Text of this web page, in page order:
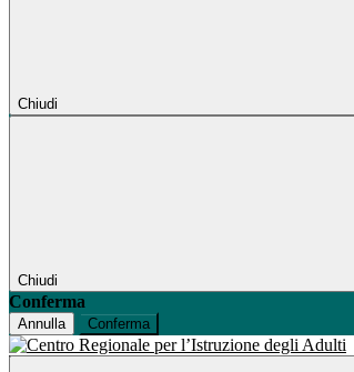
Chiudi
Chiudi
Conferma
Annulla Conferma